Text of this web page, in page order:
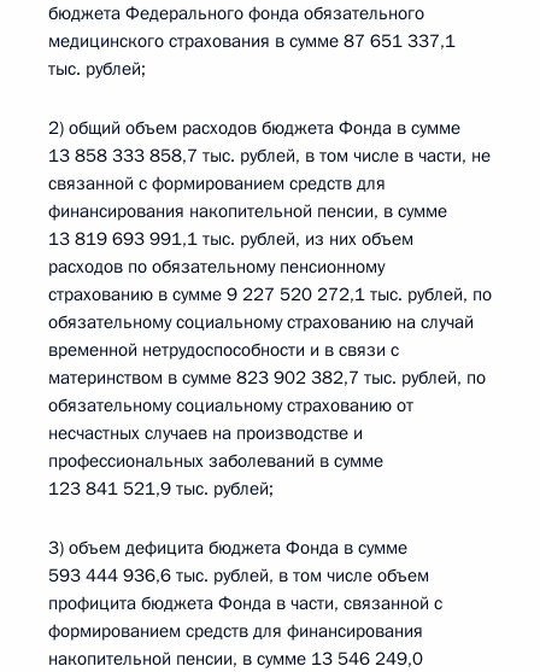
бюджета Федерального фонда обязательного
медицинского страхования в сумме 87 651 337,1
тыс. рублей;
2) общий объем расходов бюджета Фонда в сумме
13 858 333 858,7 тыс. рублей, в том числе в части, не
связанной с формированием средств для
финансирования накопительной пенсии, в сумме
13 819 693 991,1 тыс. рублей, из них объем
расходов по обязательному пенсионному
страхованию в сумме 9 227 520 272,1 тыс. рублей, по
обязательному социальному страхованию на случай
временной нетрудоспособности и в связи с
материнством в сумме 823 902 382,7 тыс. рублей, по
обязательному социальному страхованию от
несчастных случаев на производстве и
профессиональных заболеваний в сумме
123 841 521,9 тыс. рублей;
3) объем дефицита бюджета Фонда в сумме
593 444 936,6 тыс. рублей, в том числе объем
профицита бюджета Фонда в части, связанной с
формированием средств для финансирования
накопительной пенсии, в сумме 13 546 249,0